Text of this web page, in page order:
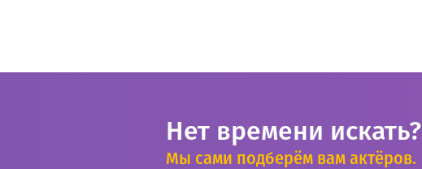
Нет времени искать?
Мы сами подберём вам актёров.